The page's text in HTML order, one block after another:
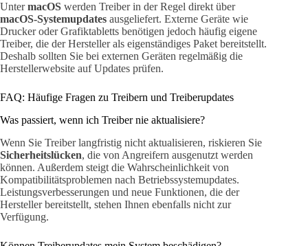
UntermacOS werden Treiber in der Regel direkt über
macOS-Systemupdates ausgeliefert. Externe Geräte wie
Drucker oder Grafiktabletts benötigen jedoch häufig eigene
Treiber, die der Hersteller als eigenständiges Paket bereitstellt.
Deshalb sollten Sie bei externen Geräten regelmäßig die
Herstellerwebsite auf Updates prüfen.
FAQ: Häufige Fragen zu Treibern und Treiberupdates
Was passiert, wenn ich Treiber nie aktualisiere?
Wenn Sie Treiber langfristig nicht aktualisieren, riskieren Sie
Sicherheitslücken, die von Angreifern ausgenutzt werden
können. Außerdem steigt die Wahrscheinlichkeit von
Kompatibilitätsproblemen nach Betriebssystemupdates.
Leistungsverbesserungen und neue Funktionen, die der
Hersteller bereitstellt, stehen Ihnen ebenfalls nicht zur
Verfügung.